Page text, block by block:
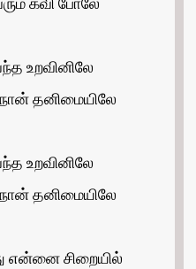
கவி போலே
உறவினிலே
தனிமையிலே
உறவினிலே
தனிமையிலே
என்னை சிறையில்